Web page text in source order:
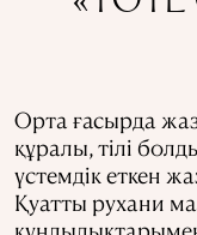
Орта ғасырда
құралы, тілі
үстемдік еткен
Қуатты рухани